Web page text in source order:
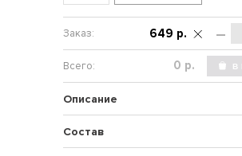
–
649 р.
р.
Описание
Состав